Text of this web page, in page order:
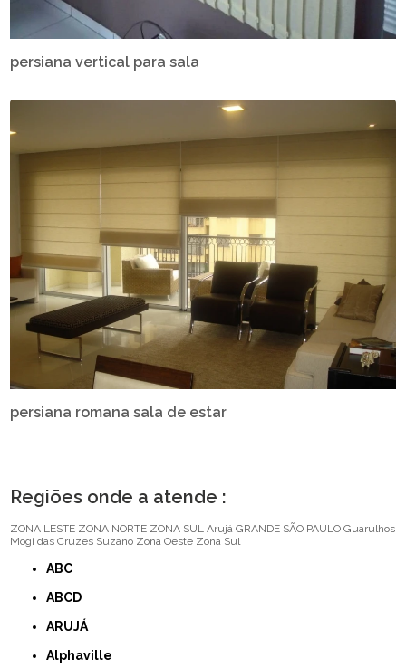
persiana vertical para sala
persiana romana sala de estar
Regiões onde a atende :
ZONA LESTE ZONA NORTE ZONA SUL Arujá GRANDE SÃO PAULO Guarulhos
Mogi das Cruzes Suzano Zona Oeste Zona Sul
ABC
ABCD
ARUJÁ
Alphaville